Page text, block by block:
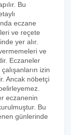
Bu
eczane
ve reçete
yer alır.
ve
Eczaneler
izin
Ancak nöbetçi
eczanenin
Bu
günlerinde